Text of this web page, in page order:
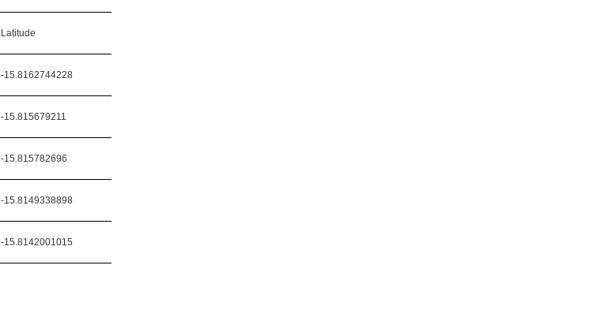
Latitude
-15.8162744228
-15.815679211
-15.815782696
-15.8149338898
-15.8142001015